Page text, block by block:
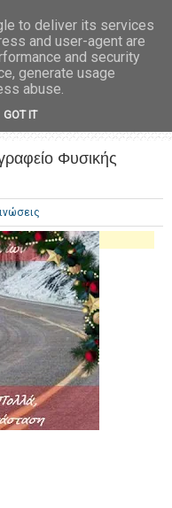
Φυσικής
to deliver its services
and user-agent are
and security
generate usage
abuse.
GOT IT